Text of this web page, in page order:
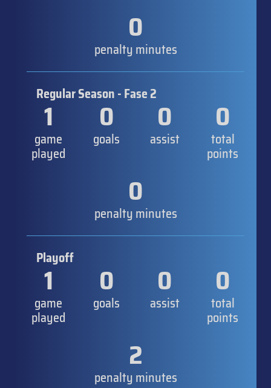
0
penalty minutes
Regular Season - Fase 2
1
game
played
0
goals
0
assist
0
total
points
0
penalty minutes
Playoff
1
game
played
0
goals
0
assist
0
total
points
2
penalty minutes